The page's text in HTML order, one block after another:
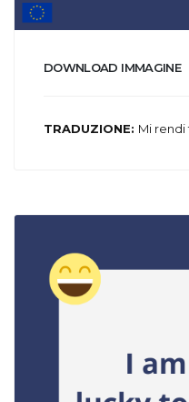
DOWNLOAD IMMAGINE
TRADUZIONE: Mi